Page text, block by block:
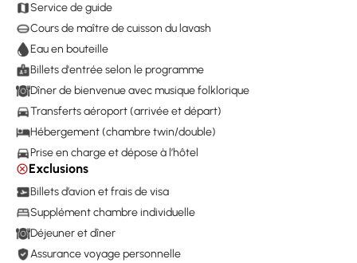
Service de guide
Cours de maître de cuisson du lavash
Eau en bouteille
Billets d'entrée selon le programme
Dîner de bienvenue avec musique folklorique
Transferts aéroport (arrivée et départ)
Hébergement (chambre twin/double)
Prise en charge et dépose à l’hôtel
Exclusions
Billets d’avion et frais de visa
Supplément chambre individuelle
Déjeuner et dîner
Assurance voyage personnelle